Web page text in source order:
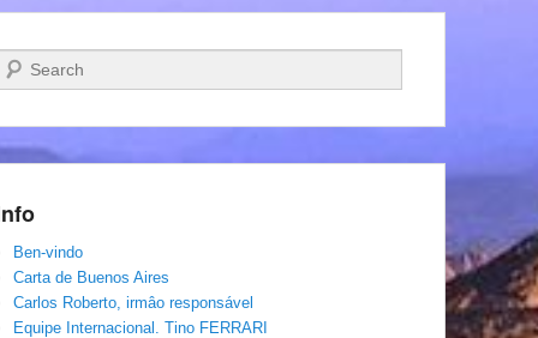
Pesquisar…
Ben-vindo
Carta de Buenos Aires
Carlos Roberto, irmâo responsável
Equipe Internacional. Tino FERRARI